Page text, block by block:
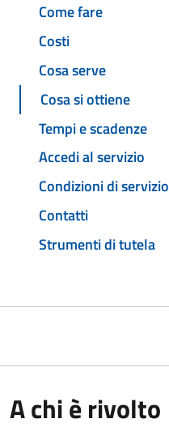
Come fare
Costi
Cosa serve
Cosa si ottiene
Tempi e scadenze
Accedi al servizio
Condizioni di servizio
Contatti
Strumenti di tutela
A chi è rivolto